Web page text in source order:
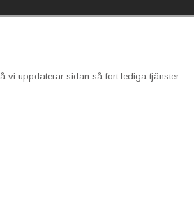
vi uppdaterar sidan så fort lediga tjänster